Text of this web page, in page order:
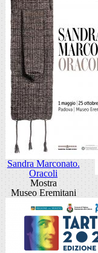
Sandra Marconato.
Oracoli
Mostra
Museo Eremitani